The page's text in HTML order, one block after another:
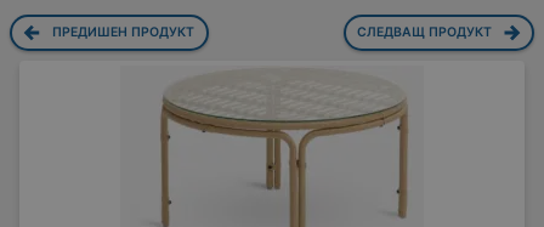
ПРЕДИШЕН ПРОДУКТ СЛЕДВАЩ ПРОДУКТ